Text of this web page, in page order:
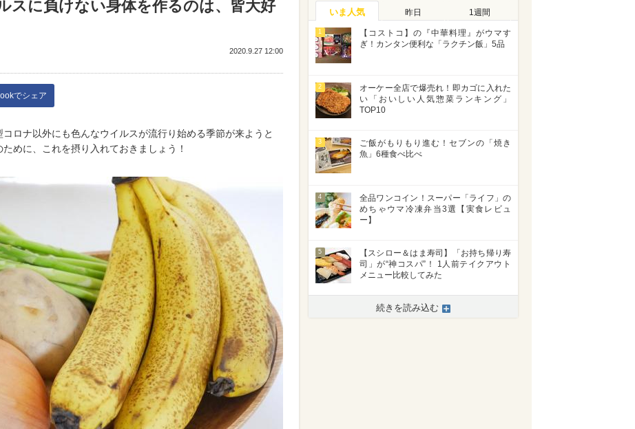
スに負けない身体を作るのは、皆大好
2020.9.27 12:00
でシェア
ロナ以外にも色んなウイルスが流行り始める季節が来ようと
めに、これを摂り入れておきましょう！
いま人気 昨日 1週間
1
【コストコ】の『中華料理』がウマす
ぎ！カンタン便利な「ラクチン飯」5品
2
オーケー全店で爆売れ！即カゴに入れた
い「おいしい人気惣菜ランキング」
TOP10
3
ご飯がもりもり進む！セブンの「焼き
魚」6種食べ比べ
4
全品ワンコイン！スーパー「ライフ」の
めちゃウマ冷凍弁当3選【実食レビュ
ー】
5
【スシロー＆はま寿司】「お持ち帰り寿
司」が“神コスパ”！ 1人前テイクアウト
メニュー比較してみた
続きを読み込む